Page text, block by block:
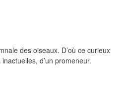
des oiseaux. D’où ce curieux
d’un promeneur.